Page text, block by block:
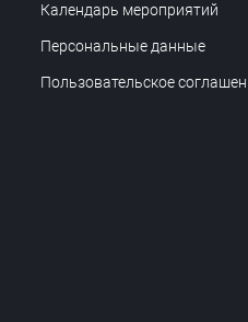
Календарь мероприятий
Персональные данные
Пользовательское